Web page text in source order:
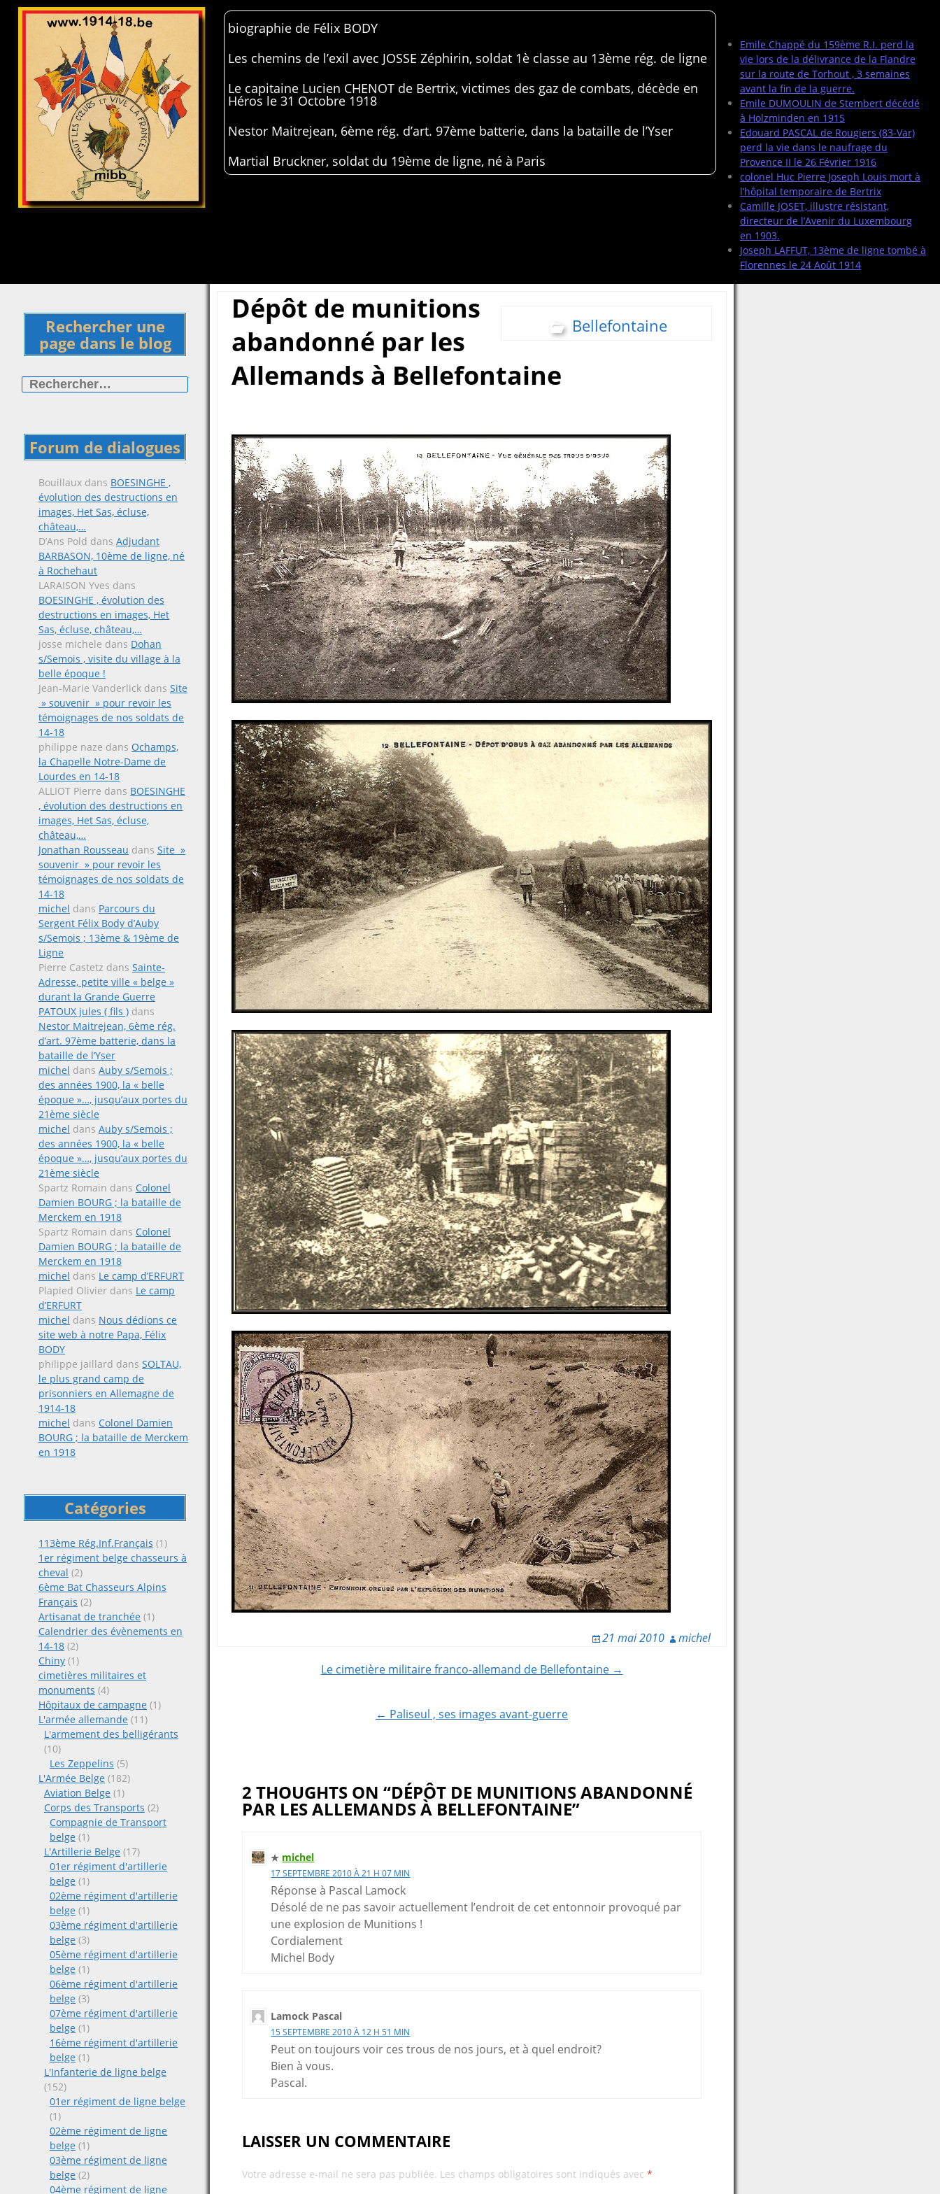
Emile Chappé du 159ème R.I. perd la
vie lors de la délivrance de la Flandre
sur la route de Torhout , 3 semaines
avant la fin de la guerre.
Emile DUMOULIN de Stembert décédé
à Holzminden en 1915
Edouard PASCAL de Rougiers (83-Var)
perd la vie dans le naufrage du
Provence II le 26 Février 1916
colonel Huc Pierre Joseph Louis mort à
l’hôpital temporaire de Bertrix
Camille JOSET, illustre résistant,
directeur de l’Avenir du Luxembourg
en 1903.
Joseph LAFFUT, 13ème de ligne tombé à
Florennes le 24 Août 1914
biographie de Félix BODY
Les chemins de l’exil avec JOSSE Zéphirin, soldat 1è classe au 13ème rég. de ligne
Le capitaine Lucien CHENOT de Bertrix, victimes des gaz de combats, décède en
Héros le 31 Octobre 1918
Nestor Maitrejean, 6ème rég. d’art. 97ème batterie, dans la bataille de l’Yser
Martial Bruckner, soldat du 19ème de ligne, né à Paris
Rechercher une
page dans le blog
Forum de dialogues
Bouillaux dans BOESINGHE ,
évolution des destructions en
images, Het Sas, écluse,
château,…
D’Ans Pold dans Adjudant
BARBASON, 10ème de ligne, né
à Rochehaut
LARAISON Yves dans
BOESINGHE , évolution des
destructions en images, Het
Sas, écluse, château,…
josse michele dans Dohan
s/Semois , visite du village à la
belle époque !
Jean-Marie Vanderlick dans Site
» souvenir » pour revoir les
témoignages de nos soldats de
14-18
philippe naze dans Ochamps,
la Chapelle Notre-Dame de
Lourdes en 14-18
ALLIOT Pierre dans BOESINGHE
, évolution des destructions en
images, Het Sas, écluse,
château,…
Jonathan Rousseau dans Site »
souvenir » pour revoir les
témoignages de nos soldats de
14-18
michel dans Parcours du
Sergent Félix Body d’Auby
s/Semois ; 13ème & 19ème de
Ligne
Pierre Castetz dans Sainte-
Adresse, petite ville « belge »
durant la Grande Guerre
PATOUX jules ( fils ) dans
Nestor Maitrejean, 6ème rég.
d’art. 97ème batterie, dans la
bataille de l’Yser
michel dans Auby s/Semois ;
des années 1900, la « belle
époque »…, jusqu’aux portes du
21ème siècle
michel dans Auby s/Semois ;
des années 1900, la « belle
époque »…, jusqu’aux portes du
21ème siècle
Spartz Romain dans Colonel
Damien BOURG ; la bataille de
Merckem en 1918
Spartz Romain dans Colonel
Damien BOURG ; la bataille de
Merckem en 1918
michel dans Le camp d’ERFURT
Plapied Olivier dans Le camp
d’ERFURT
michel dans Nous dédions ce
site web à notre Papa, Félix
BODY
philippe jaillard dans SOLTAU,
le plus grand camp de
prisonniers en Allemagne de
1914-18
michel dans Colonel Damien
BOURG ; la bataille de Merckem
en 1918
Catégories
113ème Rég.Inf.Français (1)
1er régiment belge chasseurs à
cheval (2)
6ème Bat Chasseurs Alpins
Français (2)
Artisanat de tranchée (1)
Calendrier des évènements en
14-18 (2)
Chiny (1)
cimetières militaires et
monuments (4)
Hôpitaux de campagne (1)
L'armée allemande (11)
L'armement des belligérants
(10)
Les Zeppelins (5)
L'Armée Belge (182)
Aviation Belge (1)
Corps des Transports (2)
Compagnie de Transport
belge (1)
L'Artillerie Belge (17)
01er régiment d'artillerie
belge (1)
02ème régiment d'artillerie
belge (1)
03ème régiment d'artillerie
belge (3)
05ème régiment d'artillerie
belge (1)
06ème régiment d'artillerie
belge (3)
07ème régiment d'artillerie
belge (1)
16ème régiment d'artillerie
belge (1)
L'Infanterie de ligne belge
(152)
01er régiment de ligne belge
(1)
02ème régiment de ligne
belge (1)
03ème régiment de ligne
belge (2)
04ème régiment de ligne
Bellefontaine
Dépôt de munitions
abandonné par les
Allemands à Bellefontaine
21 mai 2010 michel
Le cimetière militaire franco-allemand de Bellefontaine →
← Paliseul , ses images avant-guerre
2 THOUGHTS ON “DÉPÔT DE MUNITIONS ABANDONNÉ
PAR LES ALLEMANDS À BELLEFONTAINE”
michel
17 SEPTEMBRE 2010 À 21 H 07 MIN
Réponse à Pascal Lamock
Désolé de ne pas savoir actuellement l’endroit de cet entonnoir provoqué par
une explosion de Munitions !
Cordialement
Michel Body
Lamock Pascal
15 SEPTEMBRE 2010 À 12 H 51 MIN
Peut on toujours voir ces trous de nos jours, et à quel endroit?
Bien à vous.
Pascal.
LAISSER UN COMMENTAIRE
Votre adresse e-mail ne sera pas publiée. Les champs obligatoires sont indiqués avec*